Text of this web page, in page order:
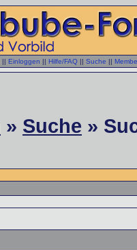
|| Einloggen || Hilfe/FAQ || Suche ||
» Suche »